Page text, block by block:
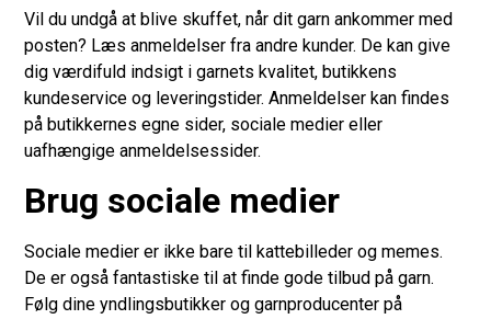
Vil du undgå at blive skuffet, når dit garn ankommer med
posten? Læs anmeldelser fra andre kunder. De kan give
dig værdifuld indsigt i garnets kvalitet, butikkens
kundeservice og leveringstider. Anmeldelser kan findes
på butikkernes egne sider, sociale medier eller
uafhængige anmeldelsessider.
Brug sociale medier
Sociale medier er ikke bare til kattebilleder og memes.
De er også fantastiske til at finde gode tilbud på garn.
Følg dine yndlingsbutikker og garnproducenter på